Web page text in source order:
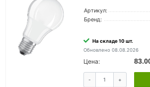
Артикул:
Бренд:
На складе 10 шт.
Обновлено 08.08.2026
Цена:
- +